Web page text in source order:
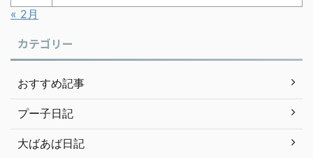
« 2月
カテゴリー
おすすめ記事
プー子日記
大ばあば日記